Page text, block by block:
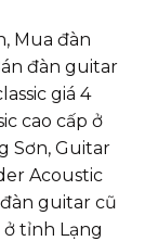
Mua đàn
đàn guitar
giá 4
cao cấp ở
Sơn, Guitar
Acoustic
guitar cũ
tỉnh Lạng